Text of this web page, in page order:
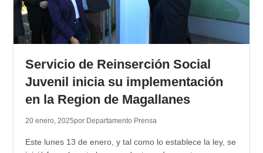
Servicio de Reinserción Social
Juvenil inicia su implementación
en la Region de Magallanes
20 enero, 2025por Departamento Prensa
Este lunes 13 de enero, y tal como lo establece la ley, se